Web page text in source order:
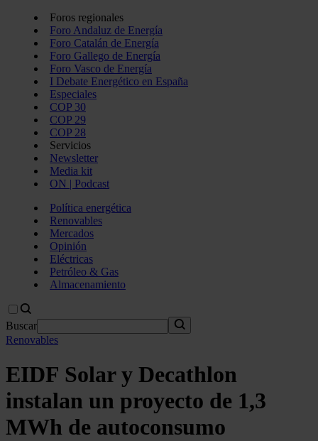
Foros regionales
Foro Andaluz de Energía
Foro Catalán de Energía
Foro Gallego de Energía
Foro Vasco de Energía
I Debate Energético en España
Especiales
COP 30
COP 29
COP 28
Servicios
Newsletter
Media kit
ON | Podcast
Política energética
Renovables
Mercados
Opinión
Eléctricas
Petróleo & Gas
Almacenamiento
Buscar
Renovables
EIDF Solar y Decathlon
instalan un proyecto de 1,3
MWh de autoconsumo